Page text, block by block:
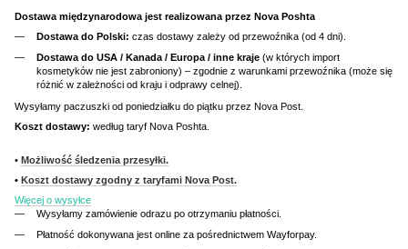
Dostawa międzynarodowa jest realizowana przez Nova Poshta
Dostawa do Polski: czas dostawy zależy od przewoźnika (od 4 dni).
Dostawa do USA / Kanada / Europa / inne kraje (w których import
kosmetyków nie jest zabroniony) – zgodnie z warunkami przewoźnika (może się
różnić w zależności od kraju i odprawy celnej).
Wysyłamy paczuszki od poniedziałku do piątku przez Nova Post.
Koszt dostawy: według taryf Nova Poshta.
• Możliwość śledzenia przesyłki.
• Koszt dostawy zgodny z taryfami Nova Post.
Więcej o wysyłce
Wysyłamy zamówienie odrazu po otrzymaniu płatności.
Płatność dokonywana jest online za pośrednictwem Wayforpay.